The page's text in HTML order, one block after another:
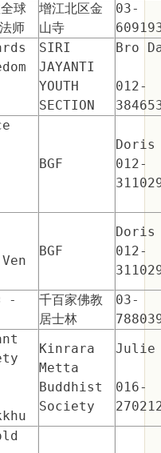
球
师
增江北区金
山寺
03-
SIRI
JAYANTI
YOUTH
SECTION
Bro
012-
BGF
Doris
012-
BGF
Doris
012-
-
千百家佛教
居士林
03-
Kinrara
Metta
Buddhist
Society
Julie
016-